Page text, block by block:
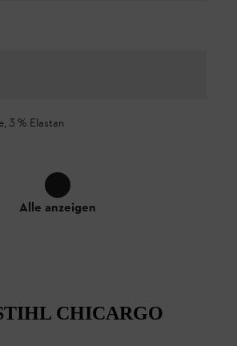
3 % Elastan
Alle anzeigen
CHICARGO